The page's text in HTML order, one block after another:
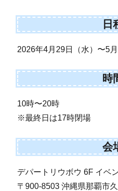
日
2026年4月29日（水）〜5月
時
10時〜20時
※最終日は17時閉場
会
デパートリウボウ 6F イベ
〒900-8503 沖縄県那覇市